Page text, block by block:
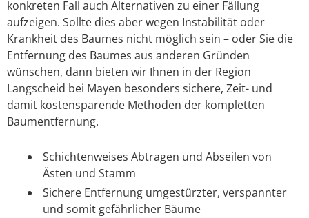
konkreten Fall auch Alternativen zu einer Fällung
aufzeigen. Sollte dies aber wegen Instabilität oder
Krankheit des Baumes nicht möglich sein – oder Sie die
Entfernung des Baumes aus anderen Gründen
wünschen, dann bieten wir Ihnen in der Region
Langscheid bei Mayen besonders sichere, Zeit- und
damit kostensparende Methoden der kompletten
Baumentfernung.
Schichtenweises Abtragen und Abseilen von
Ästen und Stamm
Sichere Entfernung umgestürzter, verspannter
und somit gefährlicher Bäume